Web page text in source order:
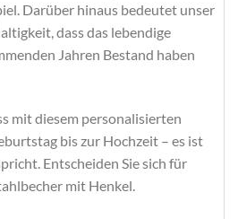
Darüber hinaus bedeutet unser
dass das lebendige
Jahren Bestand haben
mit diesem personalisierten
bis zur Hochzeit – es ist
Entscheiden Sie sich für
mit Henkel.